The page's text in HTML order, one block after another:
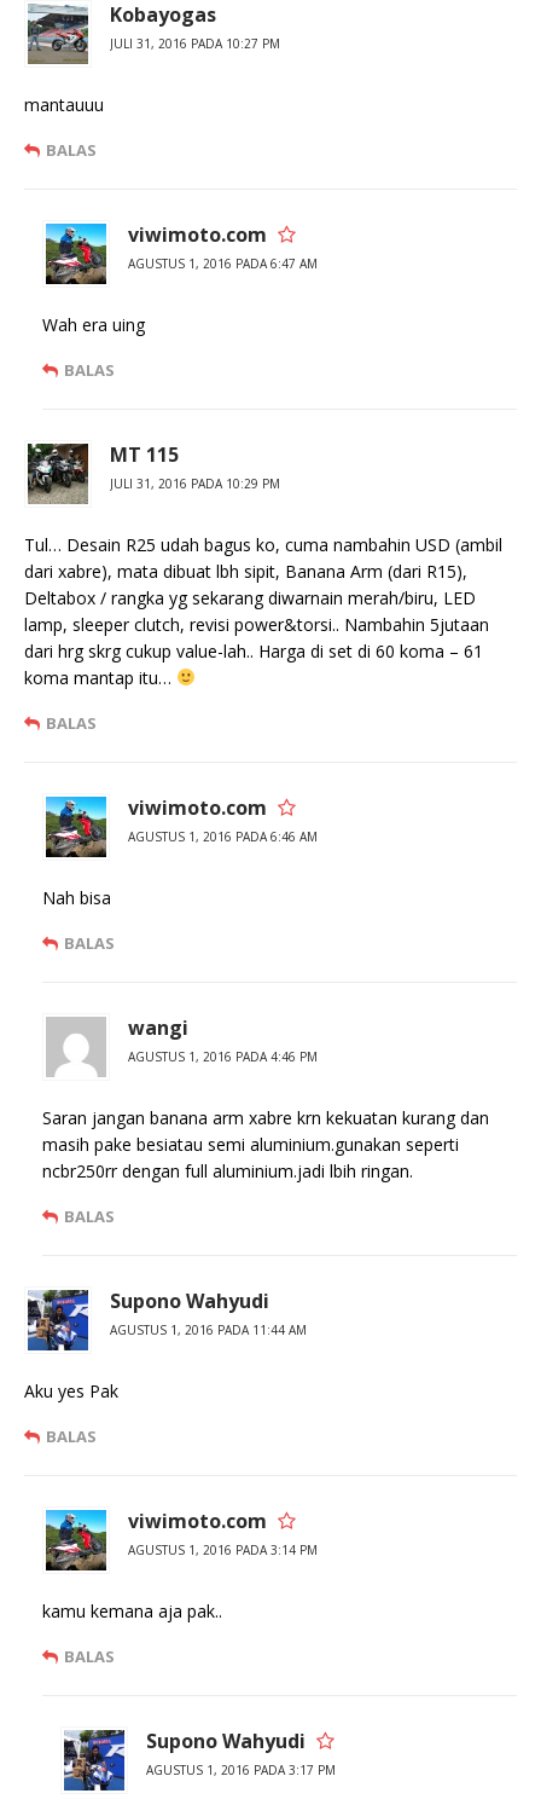
Kobayogas
JULI 31, 2016 PADA 10:27 PM
mantauuu
BALAS
viwimoto.com
AGUSTUS 1, 2016 PADA 6:47 AM
Wah era uing
BALAS
MT 115
JULI 31, 2016 PADA 10:29 PM
Tul… Desain R25 udah bagus ko, cuma nambahin USD (ambil
dari xabre), mata dibuat lbh sipit, Banana Arm (dari R15),
Deltabox / rangka yg sekarang diwarnain merah/biru, LED
lamp, sleeper clutch, revisi power&torsi.. Nambahin 5jutaan
dari hrg skrg cukup value-lah.. Harga di set di 60 koma – 61
koma mantap itu…
BALAS
viwimoto.com
AGUSTUS 1, 2016 PADA 6:46 AM
Nah bisa
BALAS
wangi
AGUSTUS 1, 2016 PADA 4:46 PM
Saran jangan banana arm xabre krn kekuatan kurang dan
masih pake besiatau semi aluminium.gunakan seperti
ncbr250rr dengan full aluminium.jadi lbih ringan.
BALAS
Supono Wahyudi
AGUSTUS 1, 2016 PADA 11:44 AM
Aku yes Pak
BALAS
viwimoto.com
AGUSTUS 1, 2016 PADA 3:14 PM
kamu kemana aja pak..
BALAS
Supono Wahyudi
AGUSTUS 1, 2016 PADA 3:17 PM